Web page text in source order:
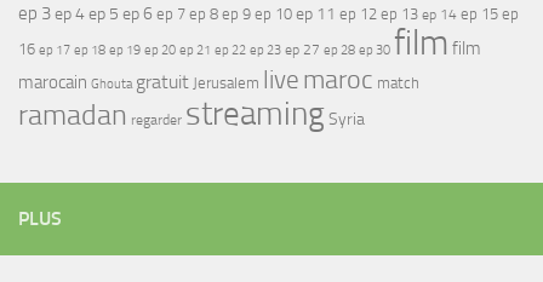
ep 3ep 4ep 5 ep 6 ep 7 ep 8 ep 9 ep 10 ep 11 ep 12 ep 13 ep 14 ep 15 ep
16 ep 17 ep 18 ep 19 ep 20 ep 21 ep 22 ep 23 ep 27 ep 28 ep 30 film film
marocain Ghouta gratuit Jerusalem live maroc match
ramadan regarder streamingSyria
PLUS